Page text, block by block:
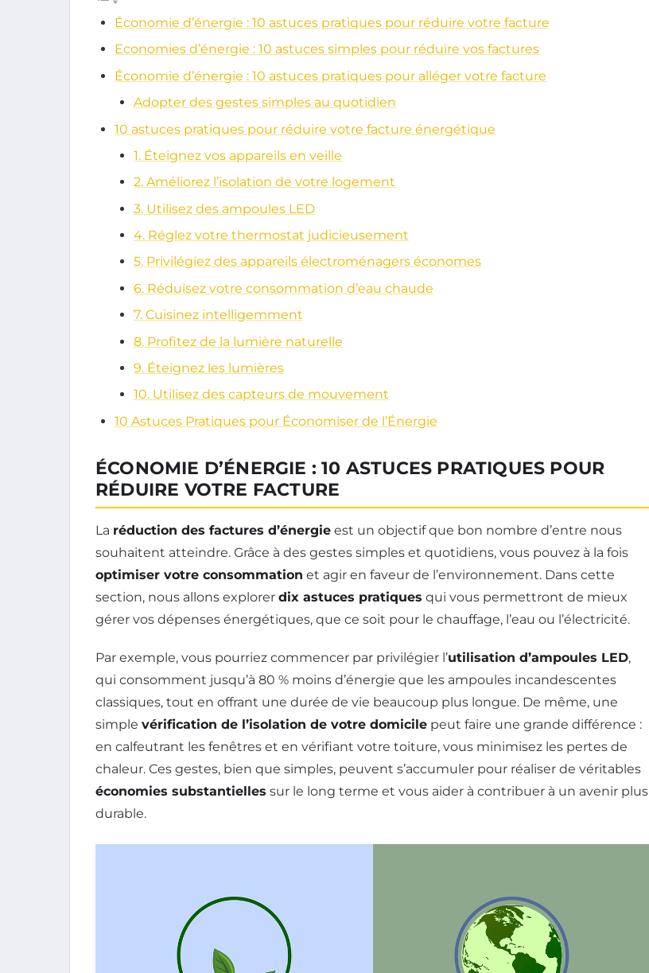
Économie d’énergie : 10 astuces pratiques pour réduire votre facture
Economies d’énergie : 10 astuces simples pour réduire vos factures
Économie d’énergie : 10 astuces pratiques pour alléger votre facture
Adopter des gestes simples au quotidien
10 astuces pratiques pour réduire votre facture énergétique
1. Éteignez vos appareils en veille
2. Améliorez l’isolation de votre logement
3. Utilisez des ampoules LED
4. Réglez votre thermostat judicieusement
5. Privilégiez des appareils électroménagers économes
6. Réduisez votre consommation d’eau chaude
7. Cuisinez intelligemment
8. Profitez de la lumière naturelle
9. Éteignez les lumières
10. Utilisez des capteurs de mouvement
10 Astuces Pratiques pour Économiser de l’Énergie
ÉCONOMIE D’ÉNERGIE : 10 ASTUCES PRATIQUES POUR
RÉDUIRE VOTRE FACTURE
La réduction des factures d’énergie est un objectif que bon nombre d’entre nous
souhaitent atteindre. Grâce à des gestes simples et quotidiens, vous pouvez à la fois
optimiser votre consommation et agir en faveur de l’environnement. Dans cette
section, nous allons explorer dix astuces pratiques qui vous permettront de mieux
gérer vos dépenses énergétiques, que ce soit pour le chauffage, l’eau ou l’électricité.
Par exemple, vous pourriez commencer par privilégier l’utilisation d’ampoules LED,
qui consomment jusqu’à 80 % moins d’énergie que les ampoules incandescentes
classiques, tout en offrant une durée de vie beaucoup plus longue. De même, une
simple vérification de l’isolation de votre domicile peut faire une grande différence :
en calfeutrant les fenêtres et en vérifiant votre toiture, vous minimisez les pertes de
chaleur. Ces gestes, bien que simples, peuvent s’accumuler pour réaliser de véritables
économies substantielles sur le long terme et vous aider à contribuer à un avenir plus
durable.